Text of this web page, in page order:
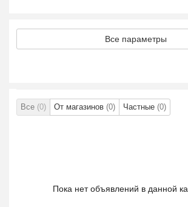
Все параметры
Все (0) От магазинов (0) Частные (0)
Пока нет объявлений в данной